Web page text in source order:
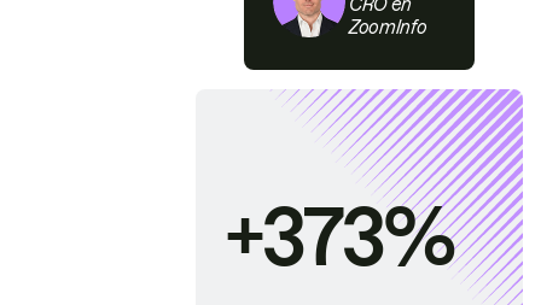
CRO en
ZoomInfo
+373%